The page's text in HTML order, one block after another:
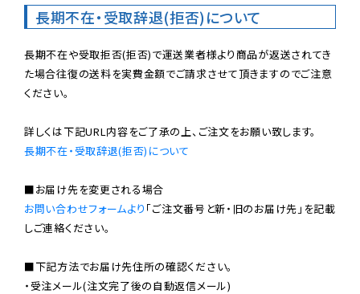
長期不在・受取辞退(拒否)について
長期不在や受取拒否(拒否)で運送業者様より商品が返送されてき
た場合往復の送料を実費金額でご請求させて頂きますのでご注意
ください。
長期不在・受取辞退(拒否)について
お問い合わせフォームより 「ご注文番号と新・旧のお届け先」を記載
しご連絡ください。
■下記方法でお届け先住所の確認ください。
・受注メール(注文完了後の自動返信メール)